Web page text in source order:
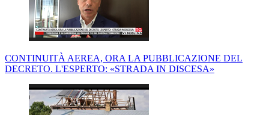
CONTINUITÀ AEREA, ORA LA PUBBLICAZIONE DEL
DECRETO. L'ESPERTO: «STRADA IN DISCESA»